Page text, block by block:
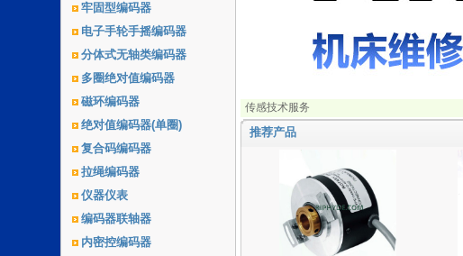
牢固型编码器
电子手轮手摇编码器
分体式无轴类编码器
多圈绝对值编码器
磁环编码器
绝对值编码器(单圈)
复合码编码器
拉绳编码器
仪器仪表
编码器联轴器
内密控编码器
传感技术服务
推荐产品